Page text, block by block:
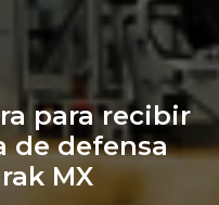
para recibir
de defensa
MX